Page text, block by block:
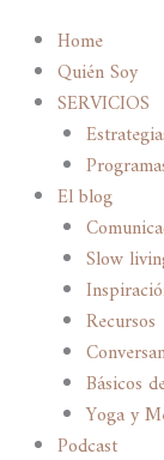
Home
Quién Soy
SERVICIOS
El blog
Slow
Recursos
Básicos
Yoga y
Podcast